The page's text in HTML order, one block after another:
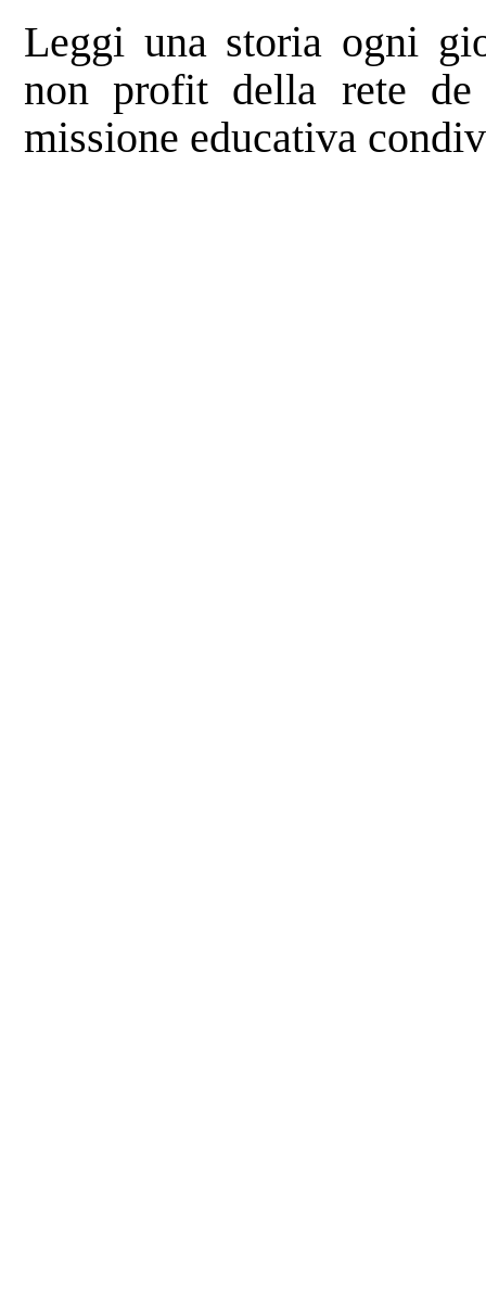
Leggi una storia ogni
non profit della rete
missione educativa